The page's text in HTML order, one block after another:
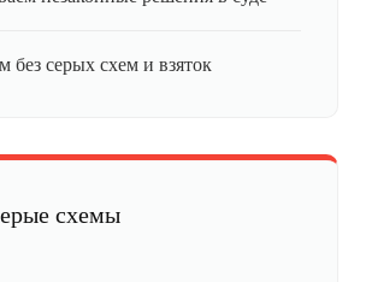
без серых схем и взяток
схемы